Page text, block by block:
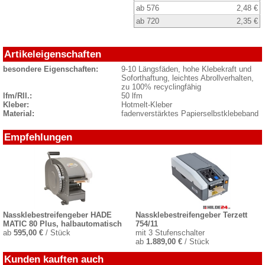
ab 576
2,48 €
ab 720
2,35 €
Artikeleigenschaften
besondere Eigenschaften:
9-10 Längsfäden, hohe Klebekraft und
Soforthaftung, leichtes Abrollverhalten,
zu 100% recyclingfähig
lfm/Rll.:
50 lfm
Kleber:
Hotmelt-Kleber
Material:
fadenverstärktes Papierselbstklebeband
Empfehlungen
Nassklebestreifengeber HADE
MATIC 80 Plus, halbautomatisch
ab 595,00 € / Stück
Nassklebestreifengeber Terzett
754/11
mit 3 Stufenschalter
ab 1.889,00 € / Stück
Kunden kauften auch